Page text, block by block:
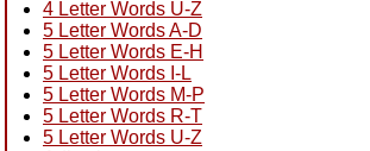
4 Letter Words U-Z
5 Letter Words A-D
5 Letter Words E-H
5 Letter Words I-L
5 Letter Words M-P
5 Letter Words R-T
5 Letter Words U-Z